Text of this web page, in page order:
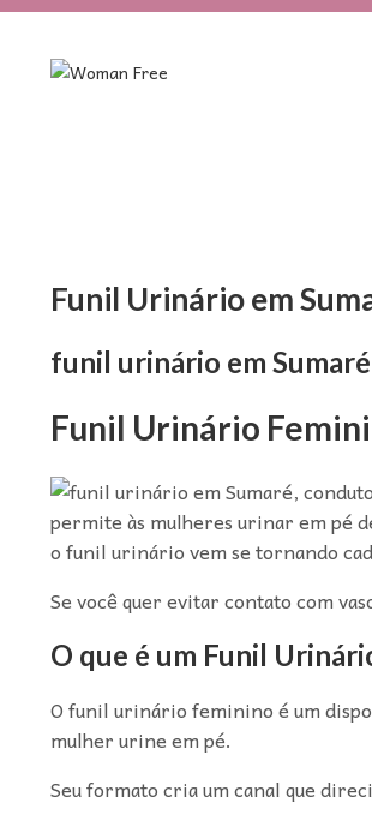
Funil Urinário em
funil urinário em
Funil Urinário
permite às mulheres urinar em pé
o funil urinário vem se tornando
Se você quer evitar contato com
O que é um Funil
O funil urinário feminino é um
mulher urine em pé.
Seu formato cria um canal que